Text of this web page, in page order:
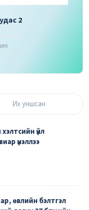
3
Их уншсан
үйл
үнэллээ
өвлийн бэлтгэл